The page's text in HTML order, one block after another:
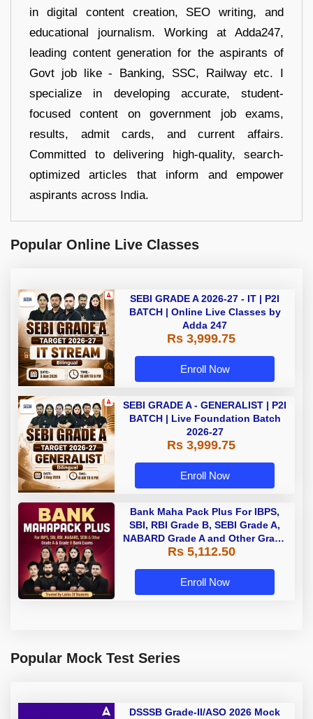
in digital content creation, SEO writing, and
educational journalism. Working at Adda247,
leading content generation for the aspirants of
Govt job like - Banking, SSC, Railway etc. I
specialize in developing accurate, student-
focused content on government job exams,
results, admit cards, and current affairs.
Committed to delivering high-quality, search-
optimized articles that inform and empower
aspirants across India.
Popular Online Live Classes
SEBI GRADE A 2026-27 - IT | P2I
BATCH | Online Live Classes by
Adda 247
Rs 3,999.75
Enroll Now
SEBI GRADE A - GENERALIST | P2I
BATCH | Live Foundation Batch
2026-27
Rs 3,999.75
Enroll Now
Bank Maha Pack Plus For IBPS,
SBI, RBI Grade B, SEBI Grade A,
NABARD Grade A and Other Grade
A & Grade B Bank Exams
Rs 5,112.50
Enroll Now
Popular Mock Test Series
DSSSB Grade-II/ASO 2026 Mock